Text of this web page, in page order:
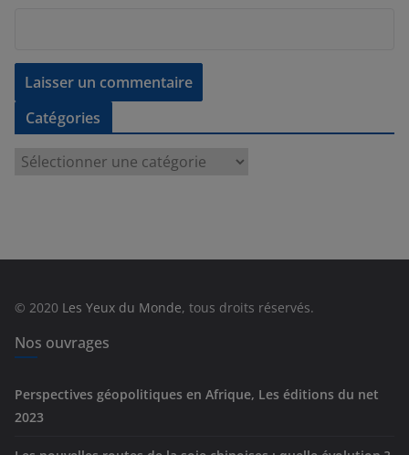
Catégories
e
© 2020 Les Yeux du Monde, tous droits réservés.
Nos ouvrages
Perspectives géopolitiques en Afrique, Les éditions du net
2023